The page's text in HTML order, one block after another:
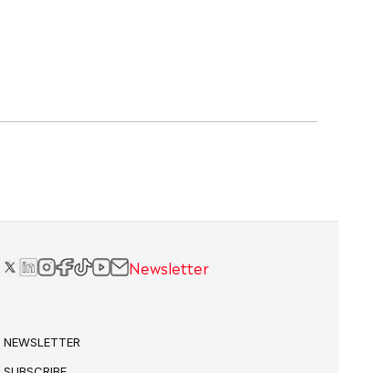
Newsletter
NEWSLETTER